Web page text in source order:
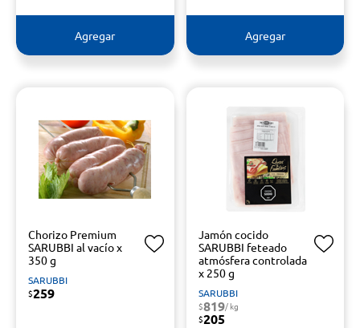
Agregar Agregar
Chorizo Premium
SARUBBI al vacío x
350 g
SARUBBI
$259
Jamón cocido
SARUBBI feteado
atmósfera controlada
x 250 g
SARUBBI
$819/ kg
$205